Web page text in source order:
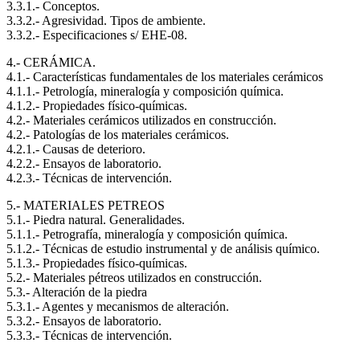
3.3.1.- Conceptos.
3.3.2.- Agresividad. Tipos de ambiente.
3.3.2.- Especificaciones s/ EHE-08.
4.- CERÁMICA.
4.1.- Características fundamentales de los materiales cerámicos
4.1.1.- Petrología, mineralogía y composición química.
4.1.2.- Propiedades físico-químicas.
4.2.- Materiales cerámicos utilizados en construcción.
4.2.- Patologías de los materiales cerámicos.
4.2.1.- Causas de deterioro.
4.2.2.- Ensayos de laboratorio.
4.2.3.- Técnicas de intervención.
5.- MATERIALES PETREOS
5.1.- Piedra natural. Generalidades.
5.1.1.- Petrografía, mineralogía y composición química.
5.1.2.- Técnicas de estudio instrumental y de análisis químico.
5.1.3.- Propiedades físico-químicas.
5.2.- Materiales pétreos utilizados en construcción.
5.3.- Alteración de la piedra
5.3.1.- Agentes y mecanismos de alteración.
5.3.2.- Ensayos de laboratorio.
5.3.3.- Técnicas de intervención.